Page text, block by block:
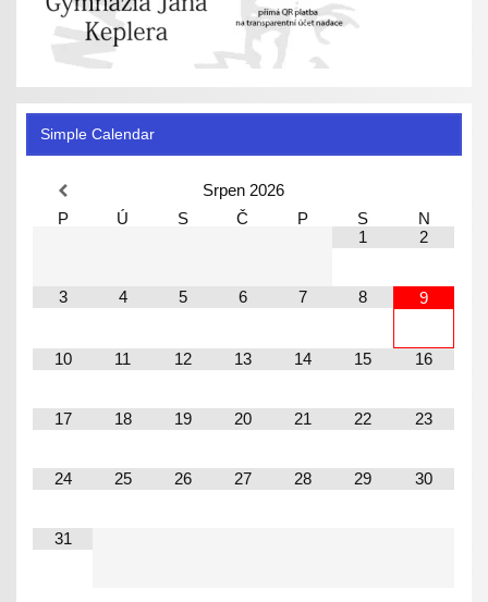
Simple Calendar
Srpen 2026
P
Ú S Č P S
N
1
2
3 4 5 6 7 8 9
10 11 12 13 14 15 16
17 18 19 20 21 22 23
24 25 26 27 28 29 30
31